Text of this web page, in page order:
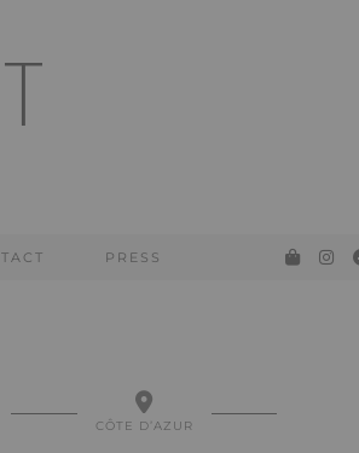
PRESS
CÔTE D’AZUR